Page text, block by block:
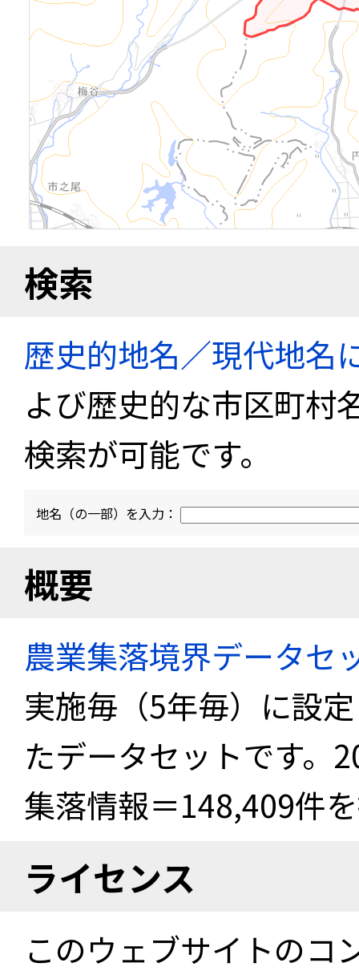
検索
歴史的地名／現代地名
よび歴史的な市区町村
検索が可能です。
地名（の一部）を入力：
概要
農業集落境界データセ
実施毎（5年毎）に設
たデータセットです。
集落情報＝148,409件
ライセンス
このウェブサイトのコ